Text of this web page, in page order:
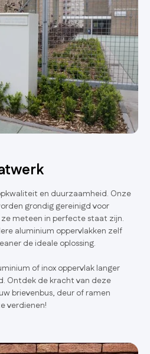
en duurzaamheid. Onze
grondig gereinigd voor
meteen in perfecte staat zijn.
aluminium oppervlakken zelf
de ideale oplossing.
of inox oppervlak langer
Ontdek de kracht van deze
brievenbus, deur of ramen
verdienen!